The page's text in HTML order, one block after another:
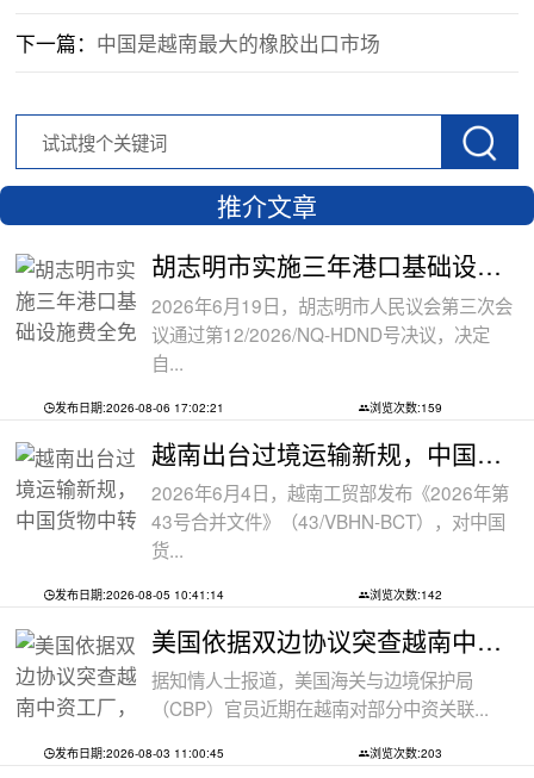
下一篇： 中国是越南最大的橡胶出口市场
推介文章
胡志明市实施三年港口基础设施费全免政
2026年6月19日，胡志明市人民议会第三次会
议通过第12/2026/NQ-HDND号决议，决定
自...
发布日期:2026-08-06 17:02:21 浏览次数:159
越南出台过境运输新规，中国货物中转通
2026年6月4日，越南工贸部发布《2026年第
43号合并文件》（43/VBHN-BCT），对中国
货...
发布日期:2026-08-05 10:41:14 浏览次数:142
美国依据双边协议突查越南中资工厂，三
据知情人士报道，美国海关与边境保护局
（CBP）官员近期在越南对部分中资关联...
发布日期:2026-08-03 11:00:45 浏览次数:203